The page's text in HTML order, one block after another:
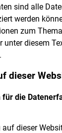
sind alle
werden
zum
unter diesem
dieser
die
dieser